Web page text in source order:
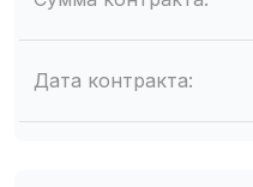
Дата контракта: